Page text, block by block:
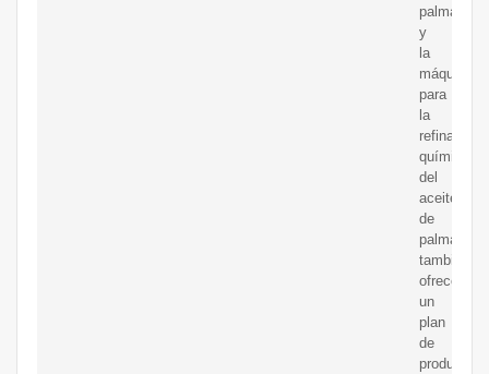
palma
y
la
máquina
para
la
refinación
química
del
aceite
de
palma,
también
ofrecemos
un
plan
de
producción